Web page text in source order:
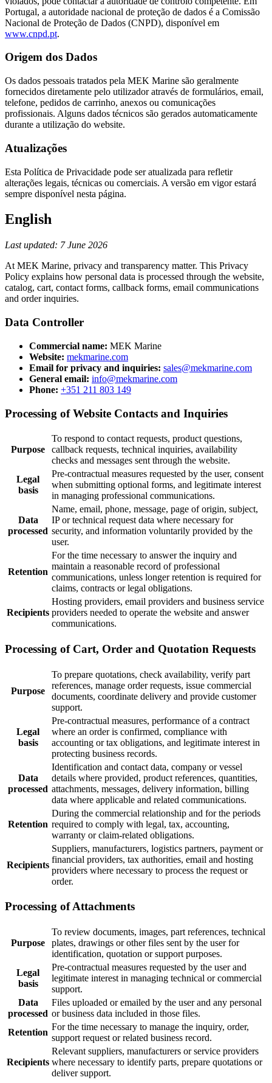
Portugal, a autoridade nacional de proteção de dados é a Comissão
Nacional de Proteção de Dados (CNPD), disponível em
www.cnpd.pt.
Origem dos Dados
Os dados pessoais tratados pela MEK Marine são geralmente
fornecidos diretamente pelo utilizador através de formulários, email,
telefone, pedidos de carrinho, anexos ou comunicações
profissionais. Alguns dados técnicos são gerados automaticamente
durante a utilização do website.
Atualizações
Esta Política de Privacidade pode ser atualizada para refletir
alterações legais, técnicas ou comerciais. A versão em vigor estará
sempre disponível nesta página.
English
Last updated: 7 June 2026
At MEK Marine, privacy and transparency matter. This Privacy
Policy explains how personal data is processed through the website,
catalog, cart, contact forms, callback forms, email communications
and order inquiries.
Data Controller
Commercial name: MEK Marine
Website: mekmarine.com
Email for privacy and inquiries: sales@mekmarine.com
General email: info@mekmarine.com
Phone: +351 211 803 149
Processing of Website Contacts and Inquiries
Purpose
To respond to contact requests, product questions,
callback requests, technical inquiries, availability
checks and messages sent through the website.
Legal
basis
Pre-contractual measures requested by the user, consent
when submitting optional forms, and legitimate interest
in managing professional communications.
Data
processed
Name, email, phone, message, page of origin, subject,
IP or technical request data where necessary for
security, and information voluntarily provided by the
user.
Retention
For the time necessary to answer the inquiry and
maintain a reasonable record of professional
communications, unless longer retention is required for
claims, contracts or legal obligations.
Recipients
Hosting providers, email providers and business service
providers needed to operate the website and answer
communications.
Processing of Cart, Order and Quotation Requests
Purpose
To prepare quotations, check availability, verify part
references, manage order requests, issue commercial
documents, coordinate delivery and provide customer
support.
Legal
basis
Pre-contractual measures, performance of a contract
where an order is confirmed, compliance with
accounting or tax obligations, and legitimate interest in
protecting business records.
Data
processed
Identification and contact data, company or vessel
details where provided, product references, quantities,
attachments, messages, delivery information, billing
data where applicable and related communications.
Retention
During the commercial relationship and for the periods
required to comply with legal, tax, accounting,
warranty or claim-related obligations.
Recipients
Suppliers, manufacturers, logistics partners, payment or
financial providers, tax authorities, email and hosting
providers where necessary to process the request or
order.
Processing of Attachments
Purpose
To review documents, images, part references, technical
plates, drawings or other files sent by the user for
identification, quotation or support purposes.
Legal
basis
Pre-contractual measures requested by the user and
legitimate interest in managing technical or commercial
support.
Data
processed
Files uploaded or emailed by the user and any personal
or business data included in those files.
Retention
For the time necessary to manage the inquiry, order,
support request or related business record.
Recipients
Relevant suppliers, manufacturers or service providers
where necessary to identify parts, prepare quotations or
deliver support.